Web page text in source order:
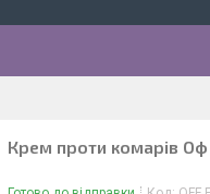
Крем проти комарів Оф